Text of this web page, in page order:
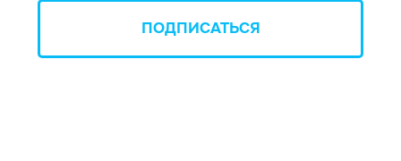
ПОДПИСАТЬСЯ